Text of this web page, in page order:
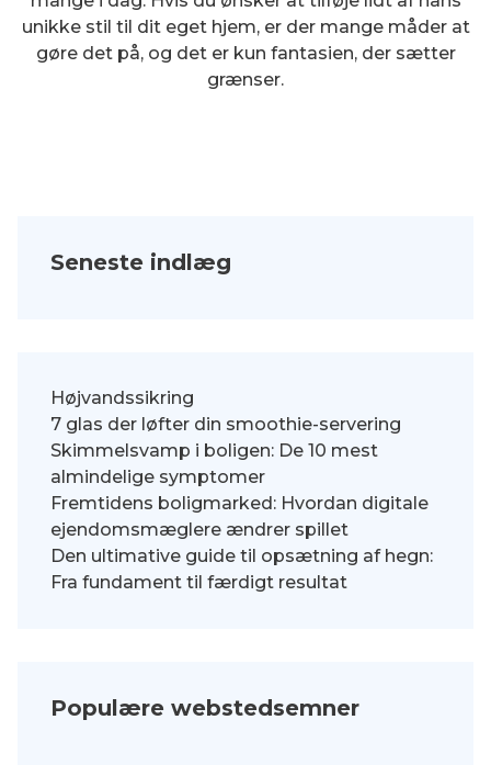
unikke stil til dit eget hjem, er der mange måder at
gøre det på, og det er kun fantasien, der sætter
grænser.
Seneste indlæg
Højvandssikring
7 glas der løfter din smoothie-servering
Skimmelsvamp i boligen: De 10 mest
almindelige symptomer
Fremtidens boligmarked: Hvordan digitale
ejendomsmæglere ændrer spillet
Den ultimative guide til opsætning af hegn:
Fra fundament til færdigt resultat
Populære webstedsemner